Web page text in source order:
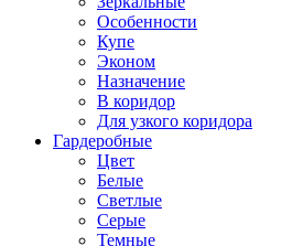
Особенности
Купе
Эконом
Назначение
В коридор
Для узкого коридора
Гардеробные
Цвет
Белые
Светлые
Серые
Темные